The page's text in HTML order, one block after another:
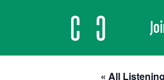
MAIN
« All